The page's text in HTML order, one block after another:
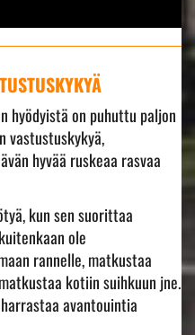
hyödyistä on puhuttu paljon
vastustuskykyä,
hyvää ruskeaa rasvaa
kun sen suorittaa
ole
rannelle, matkustaa
kotiin suihkuun jne.
avantouintia